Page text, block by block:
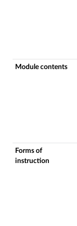
Module contents
Forms of
instruction